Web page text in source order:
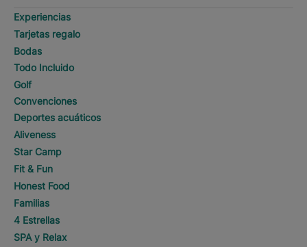
Experiencias
Tarjetas regalo
Bodas
Todo Incluido
Golf
Convenciones
Deportes acuáticos
Aliveness
Star Camp
Fit & Fun
Honest Food
Familias
4 Estrellas
SPA y Relax